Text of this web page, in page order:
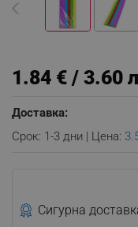
1.84 € / 3.60
Доставка:
Срок: 1-3 дни | Цена:
Сигурна